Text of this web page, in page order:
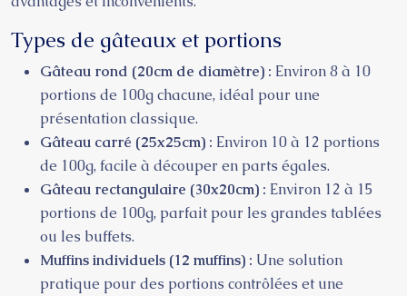
Types de gâteaux et portions
Gâteau rond (20cm de diamètre) : Environ 8 à 10
portions de 100g chacune, idéal pour une
présentation classique.
Gâteau carré (25x25cm) : Environ 10 à 12 portions
de 100g, facile à découper en parts égales.
Gâteau rectangulaire (30x20cm) : Environ 12 à 15
portions de 100g, parfait pour les grandes tablées
ou les buffets.
Muffins individuels (12 muffins) : Une solution
pratique pour des portions contrôlées et une